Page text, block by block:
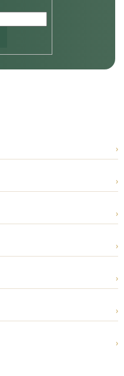
›
›
›
›
›
›
›